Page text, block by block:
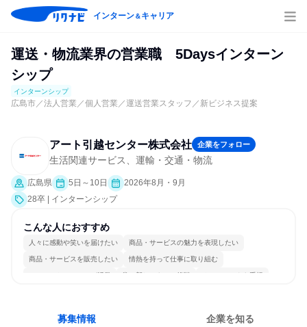
インターン＆キャリア
運送・物流業界の営業職 5Daysインターン
シップ
インターンシップ
広島市／法人営業／個人営業／運送営業スタッフ／新ビジネス提案
アート引越センター株式会社 企業をフォロー
生活関連サービス、運輸・交通・物流
広島県 5日～10日
2026年8月・9月
28卒 | インターンシップ
こんな人におすすめ
人々に感動や笑いを届けたい 商品・サービスの魅力を表現したい
商品・サービスを販売したい 情熱を持って仕事に取り組む
コミュニケーションが活発 常に新しいものに挑戦 チームワークを重視
募集情報 企業を知る